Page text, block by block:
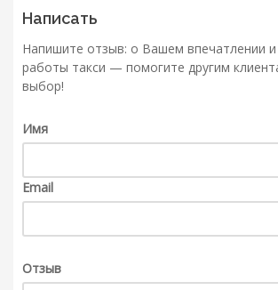
Написать
Напишите отзыв: о Вашем впечатлении и
работы такси — помогите другим
выбор!
Имя
Email
Отзыв